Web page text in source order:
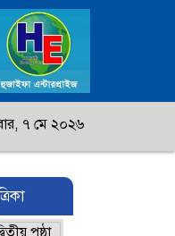
৭ মে ২০২৬